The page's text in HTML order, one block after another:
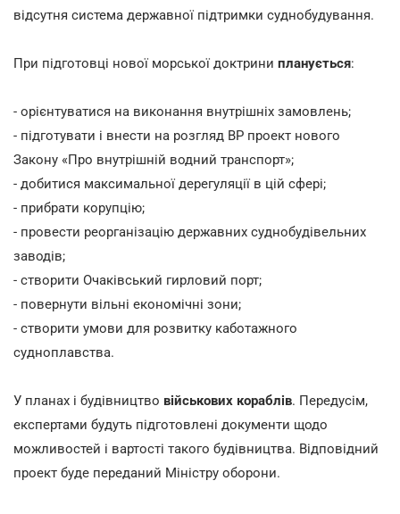
відсутня система державної підтримки суднобудування.
При підготовці нової морської доктрини планується:
- орієнтуватися на виконання внутрішніх замовлень;
- підготувати і внести на розгляд ВР проект нового
Закону «Про внутрішній водний транспорт»;
- добитися максимальної дерегуляції в цій сфері;
- прибрати корупцію;
- провести реорганізацію державних суднобудівельних
заводів;
- створити Очаківський гирловий порт;
- повернути вільні економічні зони;
- створити умови для розвитку каботажного
судноплавства.
У планах і будівництво військових кораблів. Передусім,
експертами будуть підготовлені документи щодо
можливостей і вартості такого будівництва. Відповідний
проект буде переданий Міністру оборони.